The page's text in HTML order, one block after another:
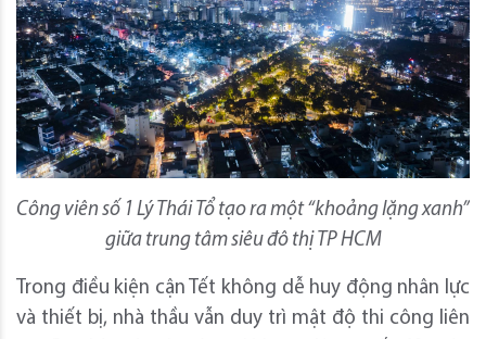
Công viên số 1 Lý Thái Tổ tạo ra một “khoảng lặng xanh”
giữa trung tâm siêu đô thị TP HCM
Trong điều kiện cận Tết không dễ huy động nhân lực
và thiết bị, nhà thầu vẫn duy trì mật độ thi công liên